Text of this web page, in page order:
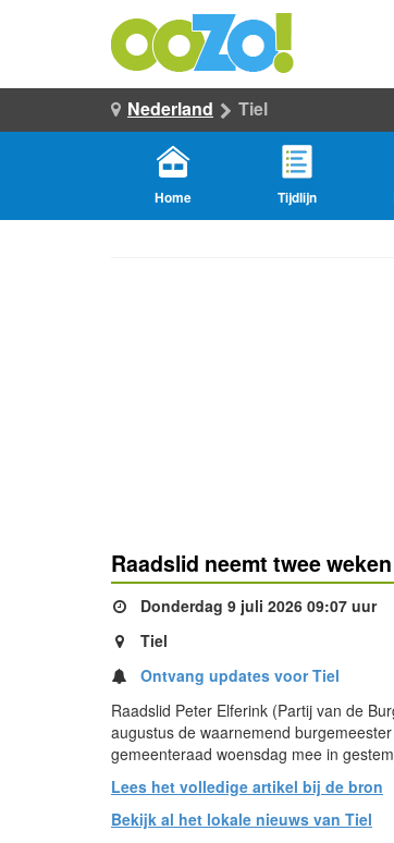
Nederland Tiel
Home Tijdlijn
Raadslid neemt twee
Donderdag 9 juli 2026 09:07 uur
Tiel
Ontvang updates voor Tiel
Raadslid Peter Elferink (Partij van de
augustus de waarnemend
gemeenteraad woensdag mee in
Lees het volledige artikel bij de bron
Bekijk al het lokale nieuws van Tiel